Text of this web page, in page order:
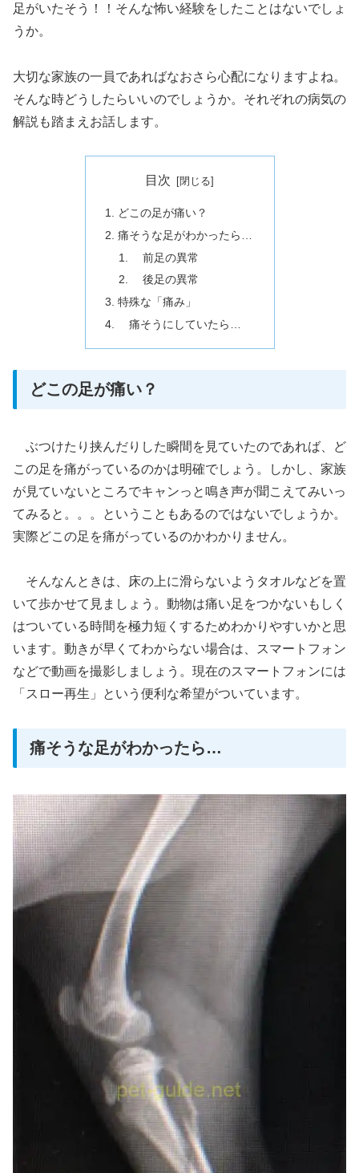
足がいたそう！！そんな怖い経験をしたことはないでしょ
うか。
大切な家族の一員であればなおさら心配になりますよね。
そんな時どうしたらいいのでしょうか。それぞれの病気の
解説も踏まえお話します。
目次
どこの足が痛い？
痛そうな足がわかったら…
前足の異常
後足の異常
特殊な「痛み」
痛そうにしていたら…
どこの足が痛い？
ぶつけたり挟んだりした瞬間を見ていたのであれば、ど
この足を痛がっているのかは明確でしょう。しかし、家族
が見ていないところでキャンっと鳴き声が聞こえてみいっ
てみると。。。ということもあるのではないでしょうか。
実際どこの足を痛がっているのかわかりません。
そんなんときは、床の上に滑らないようタオルなどを置
いて歩かせて見ましょう。動物は痛い足をつかないもしく
はついている時間を極力短くするためわかりやすいかと思
います。動きが早くてわからない場合は、スマートフォン
などで動画を撮影しましょう。現在のスマートフォンには
「スロー再生」という便利な希望がついています。
痛そうな足がわかったら…